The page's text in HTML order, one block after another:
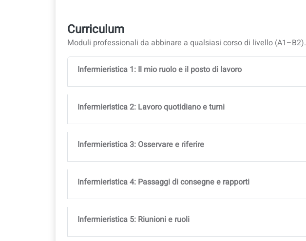
Curriculum
Moduli professionali da abbinare a qualsiasi corso di livello (A1–B2).
Infermieristica 1: Il mio ruolo e il posto di lavoro
Infermieristica 2: Lavoro quotidiano e turni
Infermieristica 3: Osservare e riferire
Infermieristica 4: Passaggi di consegne e rapporti
Infermieristica 5: Riunioni e ruoli